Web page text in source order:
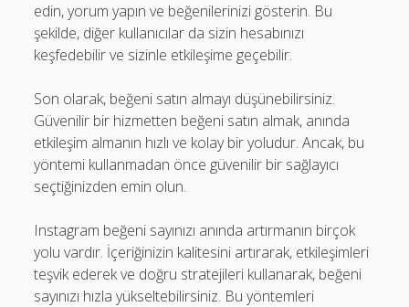
edin, yorum yapın ve beğenilerinizi gösterin. Bu
şekilde, diğer kullanıcılar da sizin hesabınızı
keşfedebilir ve sizinle etkileşime geçebilir.
Son olarak, beğeni satın almayı düşünebilirsiniz.
Güvenilir bir hizmetten beğeni satın almak, anında
etkileşim almanın hızlı ve kolay bir yoludur. Ancak, bu
yöntemi kullanmadan önce güvenilir bir sağlayıcı
seçtiğinizden emin olun.
Instagram beğeni sayınızı anında artırmanın birçok
yolu vardır. İçeriğinizin kalitesini artırarak, etkileşimleri
teşvik ederek ve doğru stratejileri kullanarak, beğeni
sayınızı hızla yükseltebilirsiniz. Bu yöntemleri